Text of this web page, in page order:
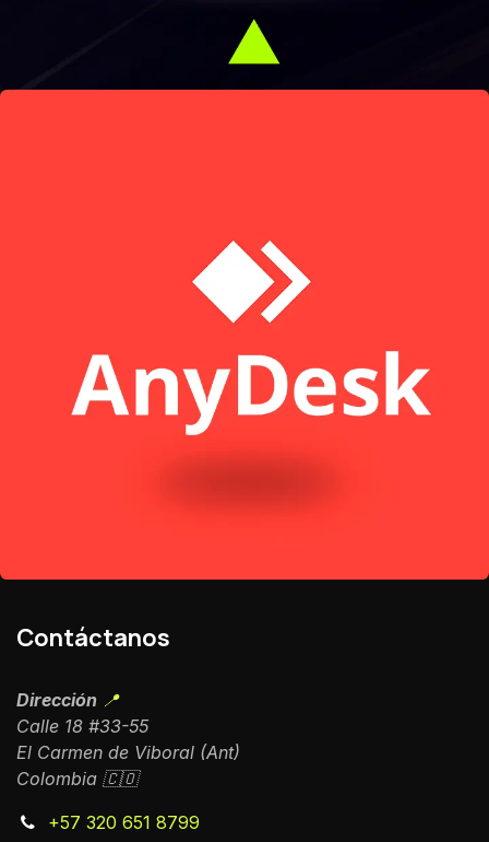
Contáctanos
Dirección 📍
Calle 18 #33-55
El Carmen de Viboral (Ant)
Colombia 🇨🇴
+57 320 651 8799